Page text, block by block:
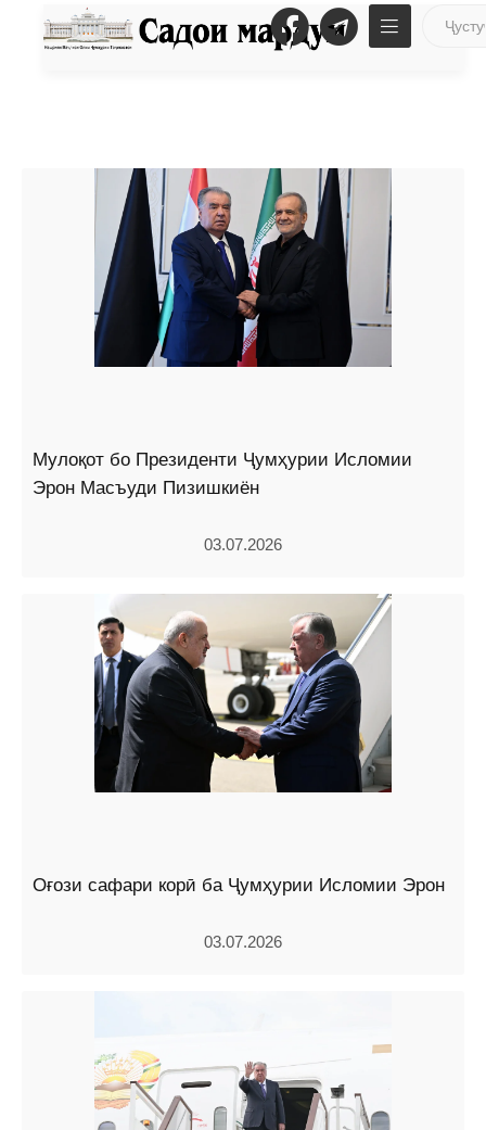
Мулоқот бо Президенти Ҷумҳурии Исломии
Эрон Масъуди Пизишкиён
03.07.2026
Оғози сафари корӣ ба Ҷумҳурии Исломии Эрон
03.07.2026